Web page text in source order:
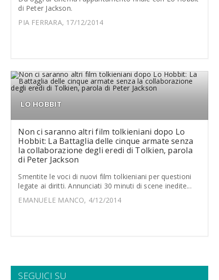
di Peter Jackson.
PIA FERRARA, 17/12/2014
LO HOBBIT
Non ci saranno altri film tolkieniani dopo Lo
Hobbit: La Battaglia delle cinque armate senza
la collaborazione degli eredi di Tolkien, parola
di Peter Jackson
Smentite le voci di nuovi film tolkieniani per questioni
legate ai diritti. Annunciati 30 minuti di scene inedite...
EMANUELE MANCO, 4/12/2014
SEGUICI SU